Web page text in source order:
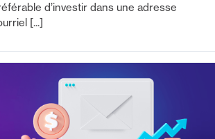
d’investir dans une adresse
[...]